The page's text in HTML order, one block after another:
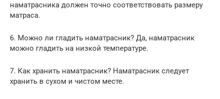
наматрасника должен точно соответствовать размеру
матраса.
6. Можно ли гладить наматрасник? Да, наматрасник
можно гладить на низкой температуре.
7. Как хранить наматрасник? Наматрасник следует
хранить в сухом и чистом месте.